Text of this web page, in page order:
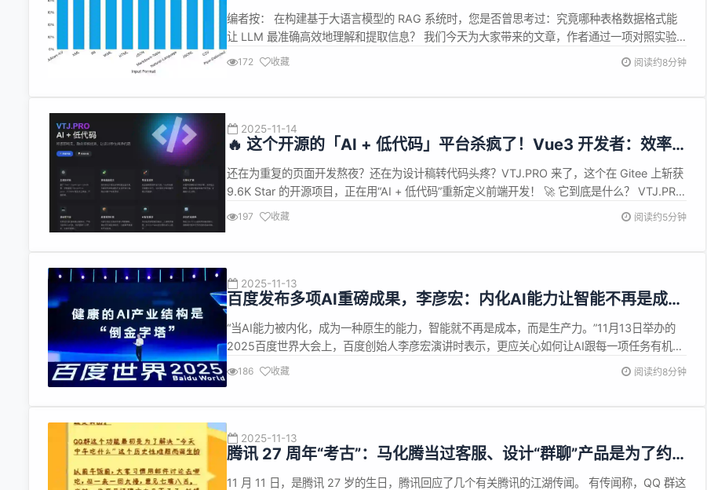
试
编者按： 在构建基于大语言模型的 RAG 系统时，您是否曾思考过：究竟哪种表格数据格式能
让 LLM 最准确高效地理解和提取信息？ 我们今天为大家带来的文章，作者通过一项对照实验
指出：表格格式对 LLM 的理解能力有显著影响，其中 Markdown-KV 格式在准确率上表现最
172 收藏 阅读约8分钟
2025-11-14
🔥 这个开源的「AI + 低代码」平台杀疯了！Vue3 开发者：效率
直接拉满！
还在为重复的页面开发熬夜？还在为设计稿转代码头疼？VTJ.PRO 来了，这个在 Gitee 上斩获
9.6K Star 的开源项目，正在用“AI + 低代码”重新定义前端开发！ 🚀 它到底是什么？ VTJ.PRO
是一款AI驱动的革命性低代码开发平台，但它绝不仅仅是传统的拖拽建站。它深度拥抱 Vue3
197 收藏 阅读约5分钟
2025-11-13
百度发布多项AI重磅成果，李彦宏：内化AI能力让智能不再是成本
而是生产力
“当AI能力被内化，成为一种原生的能力，智能就不再是成本，而是生产力。”11月13日举办的
2025百度世界大会上，百度创始人李彦宏演讲时表示，更应关心如何让AI跟每一项任务有机结
合，“让AI成为企业发展和个人成长的原生推动力。”作为最早进军AI赛道的科技公司，百度正运
186 收藏 阅读约8分钟
2025-11-13
腾讯 27 周年“考古”：马化腾当过客服、设计“群聊”产品是为了约
饭……
11 月 11 日，是腾讯 27 岁的生日，腾讯回应了几个有关腾讯的江湖传闻。 有传闻称，QQ 群这